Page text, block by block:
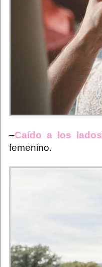
–Caído a los lados
femenino.